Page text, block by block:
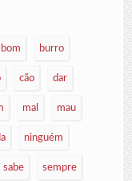
bom burro
cão dar
mal mau
ninguém
sabe sempre